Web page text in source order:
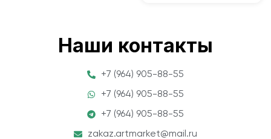
Наши контакты
+7 (964) 905-88-55
+7 (964) 905-88-55
+7 (964) 905-88-55
zakaz.artmarket@mail.ru